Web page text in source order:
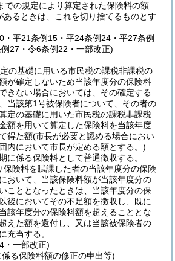
での規定により算定された保険料の額
あるときは、これを切り捨てるものとす
・平21条例15・平24条例24・平27条例
27・令6条例22・一部改正)
の基礎に用いる市民税の課税非課税の
が確定しないため当該年度分の保険料
きない場合においては、その確定する
当該第1号被保険者について、その者の
定の基礎に用いた市民税の課税非課税
額を用いて算定した保険料を当該年度
得た額(市長が必要と認める場合におい
内において市長が定める額とする。)
に係る保険料として普通徴収する。
保険料を賦課した者の当該年度分の保険
おいて、当該保険料額が当該年度分の
こととなったときは、当該年度分の保
後においてその不足額を徴収し、既に
該年度分の保険料額を超えることとな
えた額を還付し、又は当該被保険者の
充当する。
・一部改正)
る保険料額の修正の申出等)